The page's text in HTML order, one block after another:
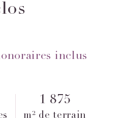
inclus
1 875
m² de terrain